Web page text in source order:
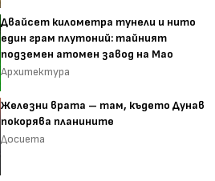
Двайсет километра тунели и нито
един грам плутоний: тайният
подземен атомен завод на Мао
Архитектура
Железни врата – там, където Дунав
покорява планините
Досиета